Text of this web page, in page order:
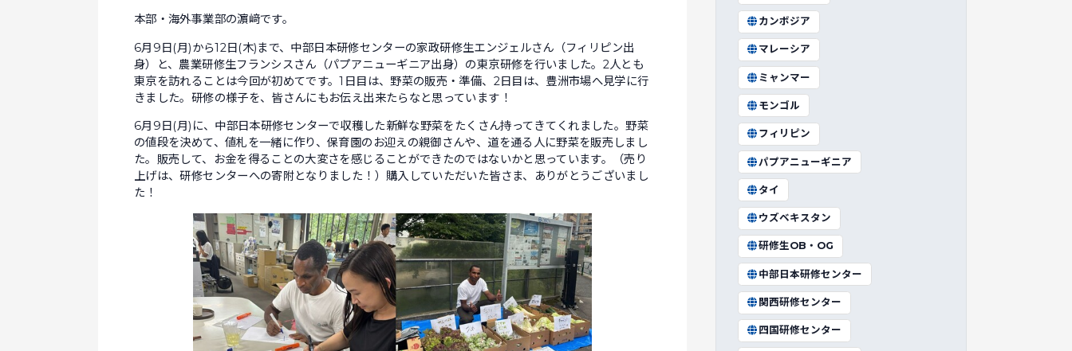
本部・海外事業部の濵﨑です。
6月9日(月)から12日(木)まで、中部日本研修センターの家政研修生エンジェルさん（フィリピン出
身）と、農業研修生フランシスさん（パプアニューギニア出身）の東京研修を行いました。2人とも
東京を訪れることは今回が初めてです。1日目は、野菜の販売・準備、2日目は、豊洲市場へ見学に行
きました。研修の様子を、皆さんにもお伝え出来たらなと思っています！
6月9日(月)に、中部日本研修センターで収穫した新鮮な野菜をたくさん持ってきてくれました。野菜
の値段を決めて、値札を一緒に作り、保育園のお迎えの親御さんや、道を通る人に野菜を販売しまし
た。販売して、お金を得ることの大変さを感じることができたのではないかと思っています。（売り
上げは、研修センターへの寄附となりました！）購入していただいた皆さま、ありがとうございまし
た！
カンボジア
マレーシア
ミャンマー
モンゴル
フィリピン
パプアニューギニア
タイ
ウズベキスタン
研修生OB・OG
中部日本研修センター
関西研修センター
四国研修センター